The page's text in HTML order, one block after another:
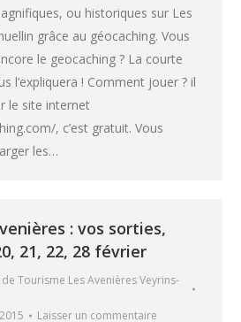
ou historiques sur Les
grâce au géocaching. Vous
le geocaching ? La courte
l’expliquera ! Comment jouer ? il
le site internet
, c’est gratuit. Vous
les…
: vos sorties,
21, 22, 28 février
Tourisme Les Avenières Veyrins-
Laisser un commentaire